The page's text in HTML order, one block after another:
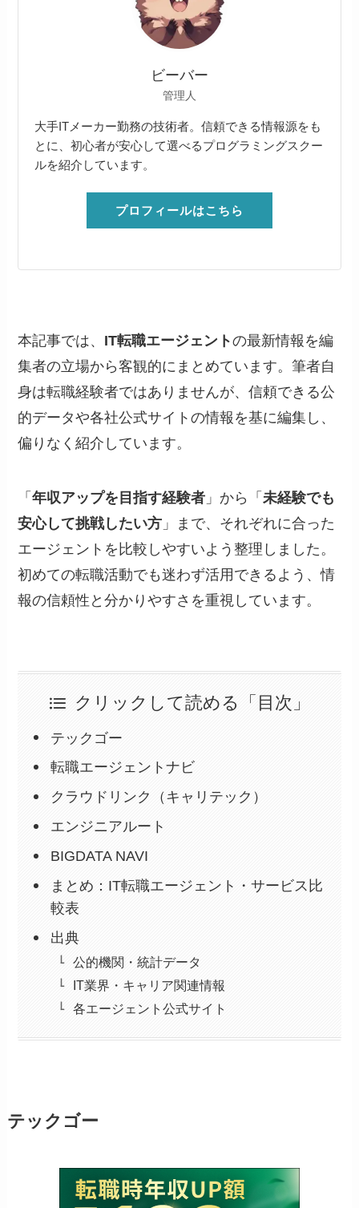
ビーバー
管理人
大手ITメーカー勤務の技術者。信頼できる情報源をも
とに、初心者が安心して選べるプログラミングスクー
ルを紹介しています。
プロフィールはこちら
本記事では、 IT転職エージェントの最新情報を編
集者の立場から客観的にまとめています。筆者自
身は転職経験者ではありませんが、信頼できる公
的データや各社公式サイトの情報を基に編集し、
偏りなく紹介しています。
「年収アップを目指す経験者 」から「 未経験でも
安心して挑戦したい方 」まで、それぞれに合った
エージェントを比較しやすいよう整理しました。
初めての転職活動でも迷わず活用できるよう、情
報の信頼性と分かりやすさを重視しています。
クリックして読める「目次」
テックゴー
転職エージェントナビ
クラウドリンク（キャリテック）
エンジニアルート
BIGDATA NAVI
まとめ：IT転職エージェント・サービス比
較表
出典
公的機関・統計データ
IT業界・キャリア関連情報
各エージェント公式サイト
テックゴー